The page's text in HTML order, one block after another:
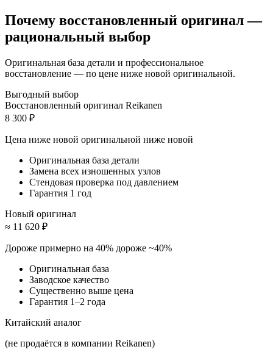
Почему восстановленный оригинал —
рациональный выбор
Оригинальная база детали и профессиональное
восстановление — по цене ниже новой оригинальной.
Выгодный выбор
Восстановленный оригинал Reikanen
8 300 ₽
Цена ниже новой оригинальной ниже новой
Оригинальная база детали
Замена всех изношенных узлов
Стендовая проверка под давлением
Гарантия 1 год
Новый оригинал
≈ 11 620 ₽
Дороже примерно на 40% дороже ~40%
Оригинальная база
Заводское качество
Существенно выше цена
Гарантия 1–2 года
Китайский аналог
(не продаётся в компании Reikanen)